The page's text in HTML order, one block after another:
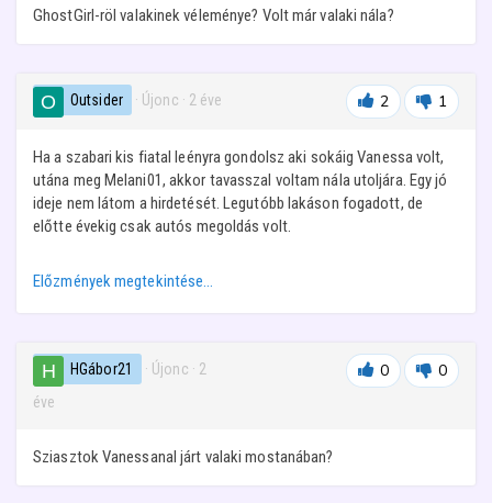
GhostGirl-röl valakinek véleménye? Volt már valaki nála?
Outsider · Újonc · 2 éve 2 1
Ha a szabari kis fiatal leényra gondolsz aki sokáig Vanessa volt,
utána meg Melani01, akkor tavasszal voltam nála utoljára. Egy jó
ideje nem látom a hirdetését. Legutóbb lakáson fogadott, de
előtte évekig csak autós megoldás volt.
Előzmények megtekintése…
HGábor21 · Újonc · 2
éve
0 0
Sziasztok Vanessanal járt valaki mostanában?